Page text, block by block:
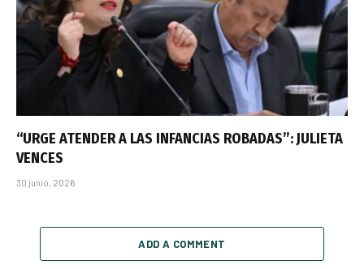
“URGE ATENDER A LAS INFANCIAS ROBADAS”: JULIETA
VENCES
30 junio, 2026
ADD A COMMENT